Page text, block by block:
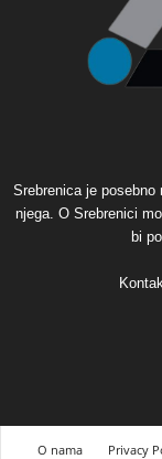
Srebrenica je
njega. O Srebrenici
bi
O nama Privacy